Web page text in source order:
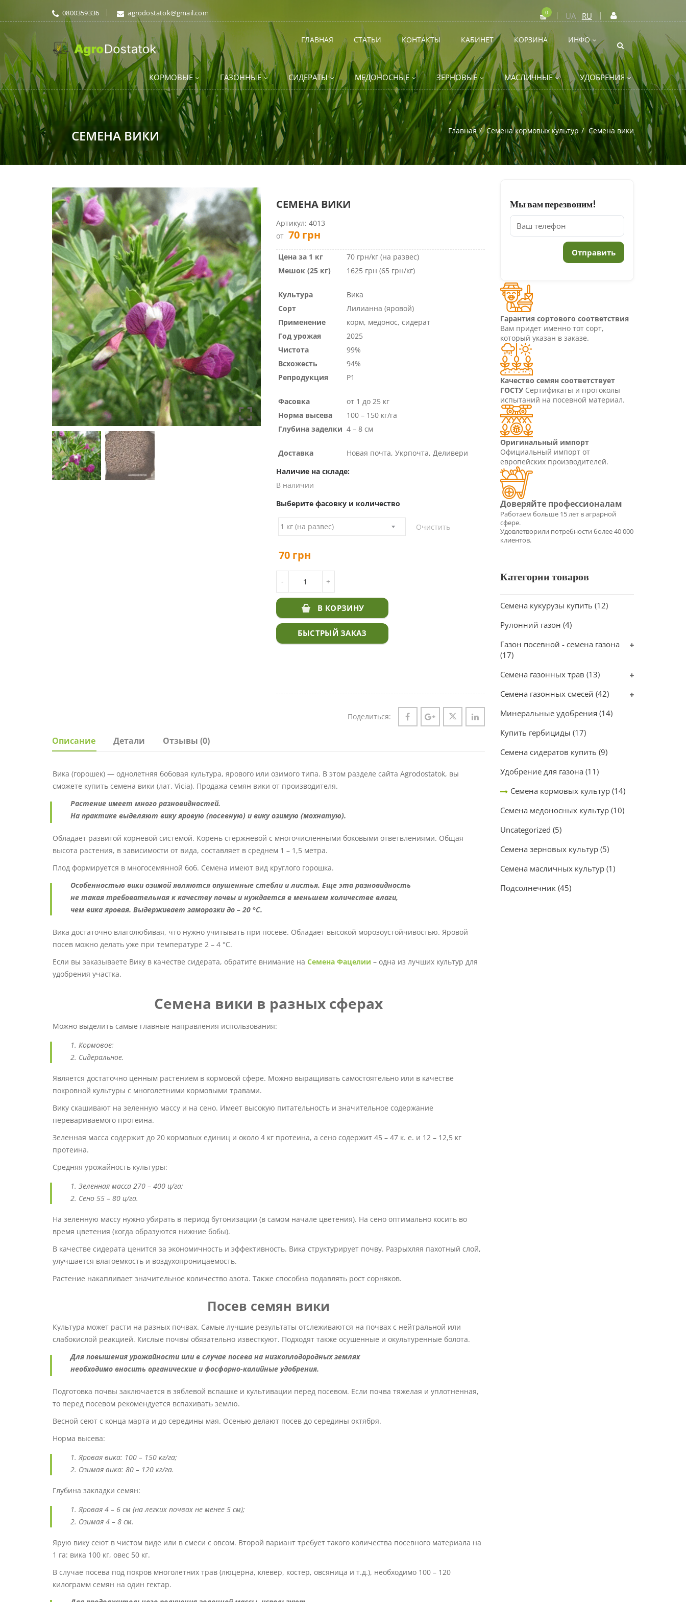
0800359336 agrodostatok@gmail.com UA RU
0
ГЛАВНАЯ СТАТЬИ КОНТАКТЫ КАБИНЕТ КОРЗИНА ИНФО
КОРМОВЫЕ ГАЗОННЫЕ СИДЕРАТЫ МЕДОНОСНЫЕ ЗЕРНОВЫЕ МАСЛИЧНЫЕ УДОБРЕНИЯ
СЕМЕНА ВИКИ Главная Семена кормовых культур Семена вики
СЕМЕНА ВИКИ
Артикул: 4013
от 70 грн
Цена за 1 кг
70 грн/кг (на развес)
Мешок (25 кг)
1625 грн (65 грн/кг)
Культура
Вика
Сорт
Лилианна (яровой)
Применение
корм, медонос, сидерат
Год урожая
2025
Чистота
99%
Всхожесть
94%
Репродукция
Р1
Фасовка
от 1 до 25 кг
Норма высева
100 – 150 кг/га
Глубина заделки 4 – 8 см
Доставка
Новая почта, Укрпочта, Деливери
Наличие на складе:
В наличии
Выберите фасовку и количество
Очистить
70 грн
- +
В КОРЗИНУ
БЫСТРЫЙ ЗАКАЗ
Поделиться:
Описание Детали Отзывы (0)
Вика (горошек) — однолетняя бобовая культура, ярового или озимого типа. В этом разделе сайта Agrodostatok, вы
сможете купить семена вики (лат. Vicia). Продажа семян вики от производителя.
Растение имеет много разновидностей.
На практике выделяют вику яровую (посевную) и вику озимую (мохнатую).
Обладает развитой корневой системой. Корень стержневой с многочисленными боковыми ответвлениями. Общая
высота растения, в зависимости от вида, составляет в среднем 1 – 1,5 метра.
Плод формируется в многосемянной боб. Семена имеют вид круглого горошка.
Особенностью вики озимой являются опушенные стебли и листья. Еще эта разновидность
не такая требовательная к качеству почвы и нуждается в меньшем количестве влаги,
чем вика яровая. Выдерживает заморозки до – 20 °C.
Вика достаточно влаголюбивая, что нужно учитывать при посеве. Обладает высокой морозоустойчивостью. Яровой
посев можно делать уже при температуре 2 – 4 °C.
Если вы заказываете Вику в качестве сидерата, обратите внимание на Семена Фацелии – одна из лучших культур для
удобрения участка.
Семена вики в разных сферах
Можно выделить самые главные направления использования:
Кормовое;
Сидеральное.
Является достаточно ценным растением в кормовой сфере. Можно выращивать самостоятельно или в качестве
покровной культуры с многолетними кормовыми травами.
Вику скашивают на зеленную массу и на сено. Имеет высокую питательность и значительное содержание
перевариваемого протеина.
Зеленная масса содержит до 20 кормовых единиц и около 4 кг протеина, а сено содержит 45 – 47 к. е. и 12 – 12,5 кг
протеина.
Средняя урожайность культуры:
Зеленная масса 270 – 400 ц/га;
Сено 55 – 80 ц/га.
На зеленную массу нужно убирать в период бутонизации (в самом начале цветения). На сено оптимально косить во
время цветения (когда образуются нижние бобы).
В качестве сидерата ценится за экономичность и эффективность. Вика структурирует почву. Разрыхляя пахотный слой,
улучшается влагоемкость и воздухопроницаемость.
Растение накапливает значительное количество азота. Также способна подавлять рост сорняков.
Посев семян вики
Культура может расти на разных почвах. Самые лучшие результаты отслеживаются на почвах с нейтральной или
слабокислой реакцией. Кислые почвы обязательно известкуют. Подходят также осушенные и окультуренные болота.
Для повышения урожайности или в случае посева на низкоплодородных землях
необходимо вносить органические и фосфорно-калийные удобрения.
Подготовка почвы заключается в зяблевой вспашке и культивации перед посевом. Если почва тяжелая и уплотненная,
то перед посевом рекомендуется вспахивать землю.
Весной сеют с конца марта и до середины мая. Осенью делают посев до середины октября.
Норма высева:
Яровая вика: 100 – 150 кг/га;
Озимая вика: 80 – 120 кг/га.
Глубина закладки семян:
Яровая 4 – 6 см (на легких почвах не менее 5 см);
Озимая 4 – 8 см.
Ярую вику сеют в чистом виде или в смеси с овсом. Второй вариант требует такого количества посевного материала на
1 га: вика 100 кг, овес 50 кг.
В случае посева под покров многолетних трав (люцерна, клевер, костер, овсяница и т.д.), необходимо 100 – 120
килограмм семян на один гектар.
Мы вам перезвоним!
Гарантия сортового соответствия
Вам придет именно тот сорт,
который указан в заказе.
Качество семян соответствует
ГОСТУСертификаты и протоколы
испытаний на посевной материал.
Оригинальный импорт
Официальный импорт от
европейских производителей.
Категории товаров
Семена кукурузы купить (12)
Рулонний газон (4)
Газон посевной - семена газона
(17)
Семена газонных трав (13)
Семена газонных смесей (42)
Минеральные удобрения (14)
Купить гербициды (17)
Семена сидератов купить (9)
Удобрение для газона (11)
Семена кормовых культур (14)
Семена медоносных культур (10)
Uncategorized (5)
Семена зерновых культур (5)
Семена масличных культур (1)
Подсолнечник (45)